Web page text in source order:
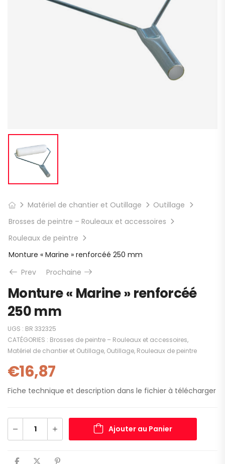
Matériel de chantier et Outillage
Outillage
Brosses de peintre – Rouleaux et accessoires
Rouleaux de peintre
Monture « Marine » renforcéé 250 mm
Prev
Prochaine
Monture « Marine » renforcéé
250 mm
UGS : BR 332325
CATÉGORIES : Brosses de peintre – Rouleaux et accessoires,
Matériel de chantier et Outillage, Outillage, Rouleaux de peintre
€16,87
Fiche technique et description dans le fichier à télécharger
Ajouter au Panier